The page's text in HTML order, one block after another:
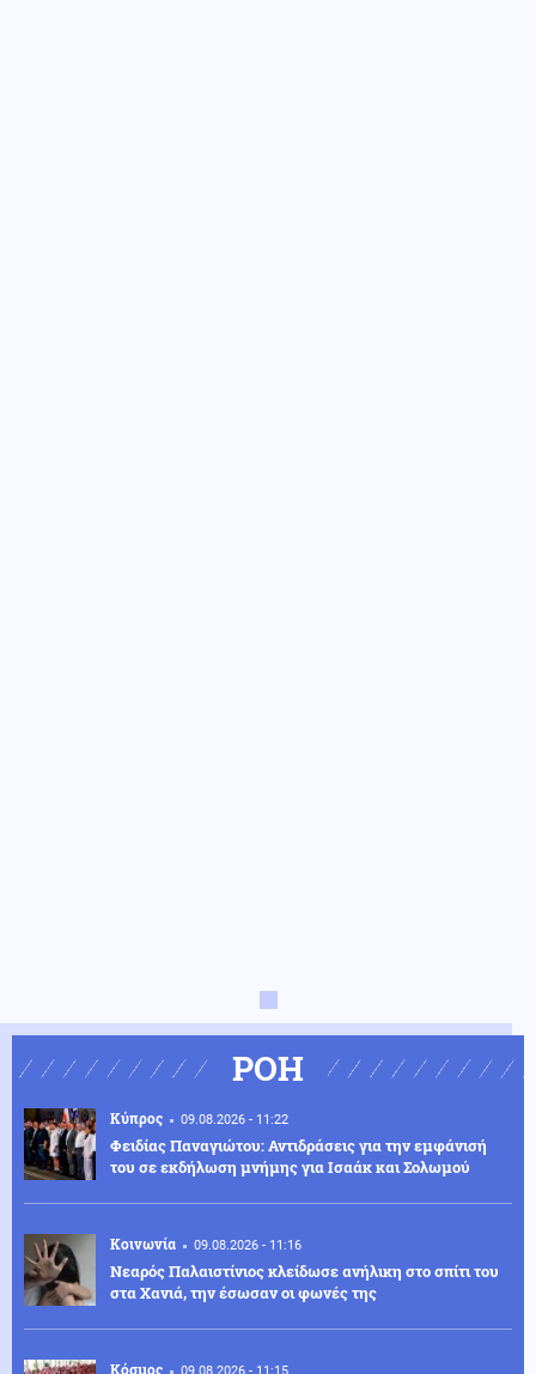
ΡΟΗ
Κύπρος 09.08.2026 - 11:22
Φειδίας Παναγιώτου: Αντιδράσεις για την εμφάνισή
του σε εκδήλωση μνήμης για Ισαάκ και Σολωμού
Κοινωνία 09.08.2026 - 11:16
Νεαρός Παλαιστίνιος κλείδωσε ανήλικη στο σπίτι του
στα Χανιά, την έσωσαν οι φωνές της
Κόσμος